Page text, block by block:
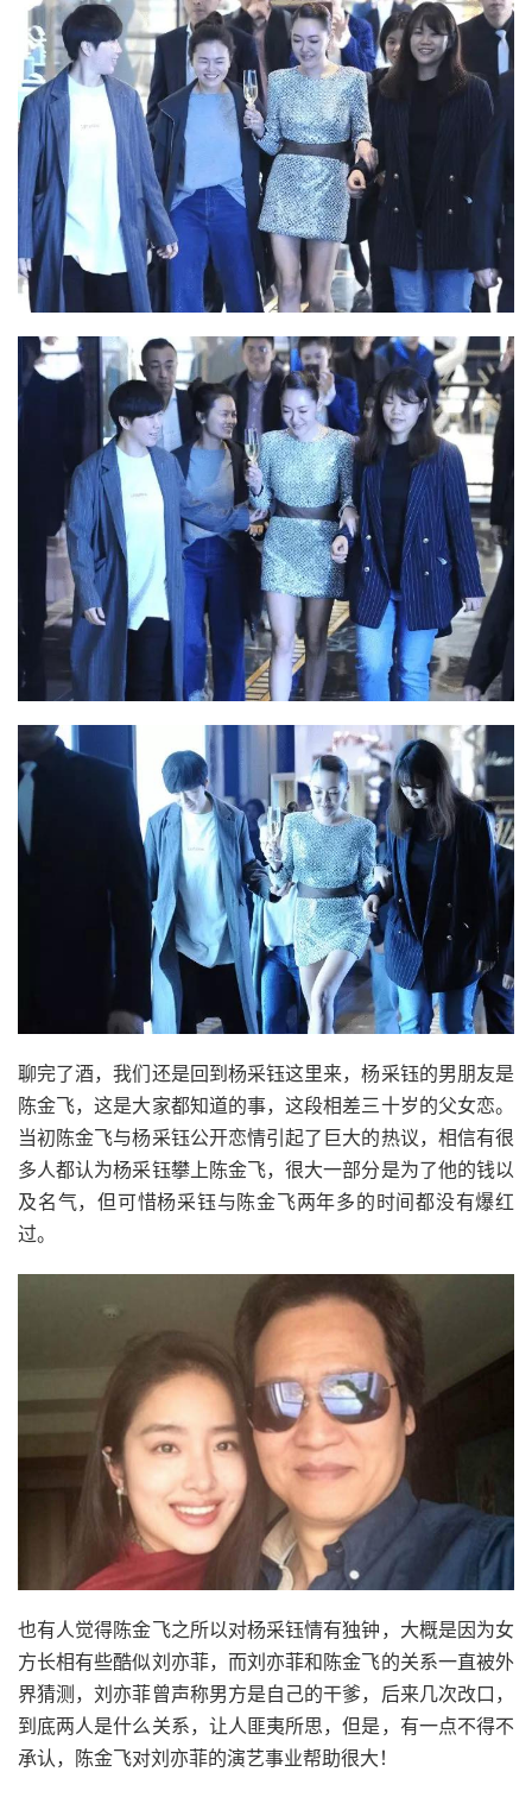
聊完了酒，我们还是回到杨采钰这里来，杨采钰的男朋友是
陈金飞，这是大家都知道的事，这段相差三十岁的父女恋。
当初陈金飞与杨采钰公开恋情引起了巨大的热议，相信有很
多人都认为杨采钰攀上陈金飞，很大一部分是为了他的钱以
及名气，但可惜杨采钰与陈金飞两年多的时间都没有爆红
过。
也有人觉得陈金飞之所以对杨采钰情有独钟，大概是因为女
方长相有些酷似刘亦菲，而刘亦菲和陈金飞的关系一直被外
界猜测，刘亦菲曾声称男方是自己的干爹，后来几次改口，
到底两人是什么关系，让人匪夷所思，但是，有一点不得不
承认，陈金飞对刘亦菲的演艺事业帮助很大！